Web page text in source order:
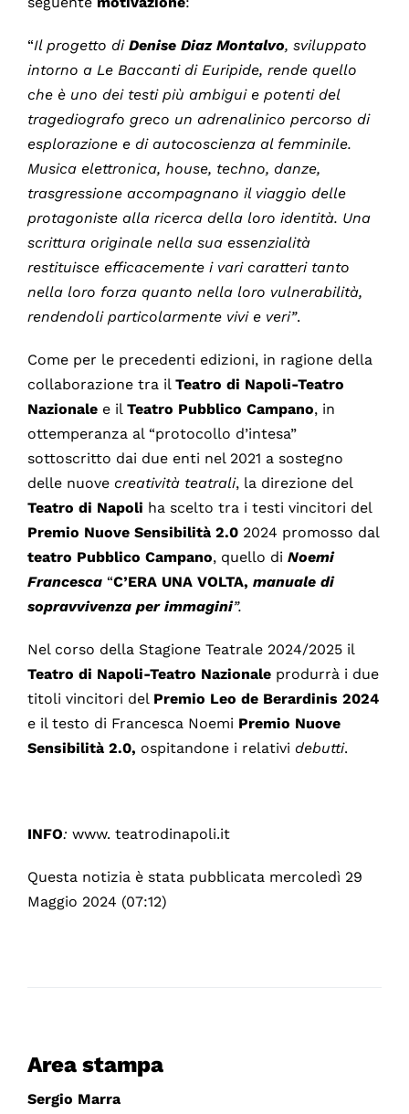
“Il progetto di Denise Diaz Montalvo, sviluppato
intorno a Le Baccanti di Euripide, rende quello
che è uno dei testi più ambigui e potenti del
tragediografo greco un adrenalinico percorso di
esplorazione e di autocoscienza al femminile.
Musica elettronica, house, techno, danze,
trasgressione accompagnano il viaggio delle
protagoniste alla ricerca della loro identità. Una
scrittura originale nella sua essenzialità
restituisce efficacemente i vari caratteri tanto
nella loro forza quanto nella loro vulnerabilità,
rendendoli particolarmente vivi e veri”.
Come per le precedenti edizioni, in ragione della
collaborazione tra il Teatro di Napoli-Teatro
Nazionalee il Teatro Pubblico Campano, in
ottemperanza al “protocollo d’intesa”
sottoscritto dai due enti nel 2021 a sostegno
delle nuove creatività teatrali, la direzione del
Teatro di Napoli ha scelto tra i testi vincitori del
Premio Nuove Sensibilità 2.02024 promosso dal
teatro Pubblico Campano, quello di Noemi
Francesca“C’ERA UNA VOLTA, manuale di
sopravvivenza per immagini”.
Nel corso della Stagione Teatrale 2024/2025 il
Teatro di Napoli-Teatro Nazionaleprodurrà i due
titoli vincitori del Premio Leo de Berardinis 2024
e il testo di Francesca Noemi Premio Nuove
Sensibilità 2.0, ospitandone i relativi debutti.
INFO: www. teatrodinapoli.it
Questa notizia è stata pubblicata mercoledì 29
Maggio 2024 (07:12)
Area stampa
Sergio Marra